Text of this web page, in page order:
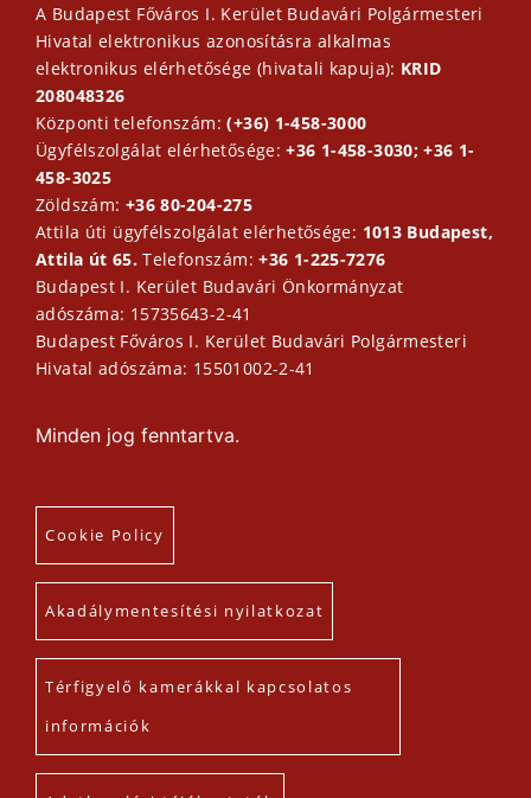
A Budapest Főváros I. Kerület Budavári Polgármesteri
Hivatal elektronikus azonosításra alkalmas
elektronikus elérhetősége (hivatali kapuja): KRID
208048326
Központi telefonszám:(+36) 1-458-3000
Ügyfélszolgálat elérhetősége:+36 1-458-3030; +36 1-
458-3025
Zöldszám: +36 80-204-275
Attila úti ügyfélszolgálat elérhetősége: 1013 Budapest,
Attila út 65.Telefonszám:+36 1-225-7276
Budapest I. Kerület Budavári Önkormányzat
adószáma: 15735643-2-41
Budapest Főváros I. Kerület Budavári Polgármesteri
Hivatal adószáma: 15501002-2-41
Minden jog fenntartva.
Cookie Policy
Akadálymentesítési nyilatkozat
Térfigyelő kamerákkal kapcsolatos
információk